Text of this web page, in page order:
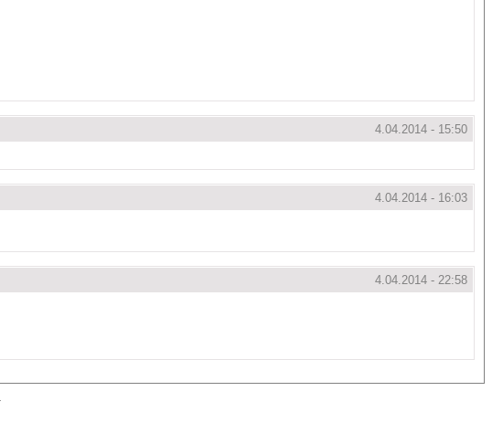
4.04.2014 - 15:50
4.04.2014 - 16:03
4.04.2014 - 22:58